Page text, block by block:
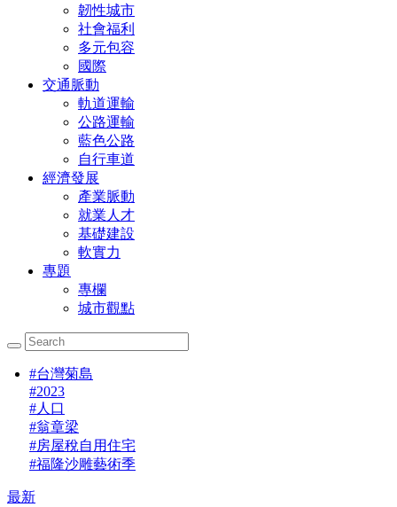
韌性城市
社會福利
多元包容
國際
交通脈動
軌道運輸
公路運輸
藍色公路
自行車道
經濟發展
產業脈動
就業人才
基礎建設
軟實力
專題
專欄
城市觀點
#台灣菊島
#2023
#人口
#翁章梁
#房屋稅自用住宅
#福隆沙雕藝術季
最新